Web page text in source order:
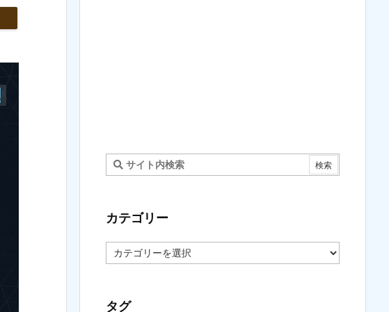
カテゴリー
テ
ー
タグ